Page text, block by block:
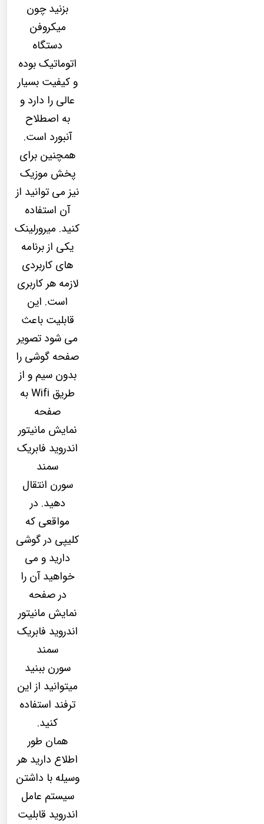
بزنید چون
میکروفن
دستگاه
اتوماتیک بوده
و کیفیت بسیار
عالی را دارد و
به اصطلاح
آنبورد است.
همچنین برای
پخش موزیک
نیز می توانید از
آن استفاده
کنید. میرورلینک
یکی از برنامه
های کاربردی
لازمه هر کاربری
است. این
قابلیت باعث
می شود تصویر
صفحه گوشی را
بدون سیم و از
طریق Wifi به
صفحه
نمایش مانیتور
اندروید فابریک
سمند
سورن انتقال
دهید. در
مواقعی که
کلیپی در گوشی
دارید و می
خواهید آن را
در صفحه
نمایش مانیتور
اندروید فابریک
سمند
سورن ببنید
میتوانید از این
ترفند استفاده
کنید.
همان طور
اطلاع دارید هر
وسیله با داشتن
سیستم عامل
اندروید قابلیت